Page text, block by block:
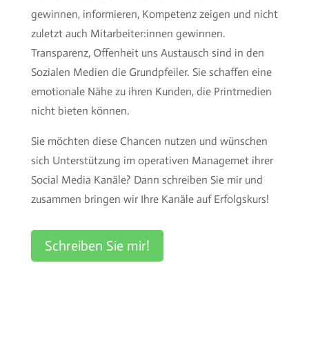
gewinnen, informieren, Kompetenz zeigen und nicht
zuletzt auch Mitarbeiter:innen gewinnen.
Transparenz, Offenheit uns Austausch sind in den
Sozialen Medien die Grundpfeiler. Sie schaffen eine
emotionale Nähe zu ihren Kunden, die Printmedien
nicht bieten können.
Sie möchten diese Chancen nutzen und wünschen
sich Unterstützung im operativen Managemet ihrer
Social Media Kanäle? Dann schreiben Sie mir und
zusammen bringen wir Ihre Kanäle auf Erfolgskurs!
Schreiben Sie mir!